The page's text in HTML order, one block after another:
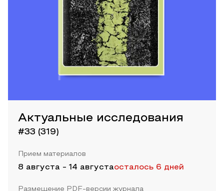
Актуальные исследования
#33 (319)
Прием материалов
8 августа - 14 августаосталось 6 дней
Размещение PDF-версии журнала